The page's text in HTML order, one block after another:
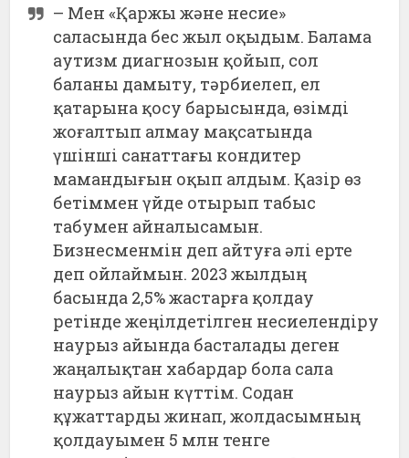
– Мен «Қаржы және несие»
саласында бес жыл оқыдым. Балама
аутизм диагнозын қойып, сол
баланы дамыту, тәрбиелеп, ел
қатарына қосу барысында, өзімді
жоғалтып алмау мақсатында
үшінші санаттағы кондитер
мамандығын оқып алдым. Қазір өз
бетіммен үйде отырып табыс
табумен айналысамын.
Бизнесменмін деп айтуға әлі ерте
деп ойлаймын. 2023 жылдың
басында 2,5% жастарға қолдау
ретінде жеңілдетілген несиелендіру
наурыз айында басталады деген
жаңалықтан хабардар бола сала
наурыз айын күттім. Содан
құжаттарды жинап, жолдасымның
қолдауымен 5 млн тенге